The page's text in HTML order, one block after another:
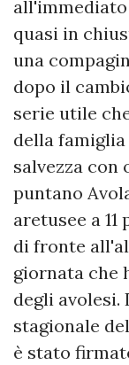
quasi in
una
dopo il
serie utile
della
salvezza con
puntano
aretusee a
di fronte
giornata che
degli avolesi.
stagionale
è stato